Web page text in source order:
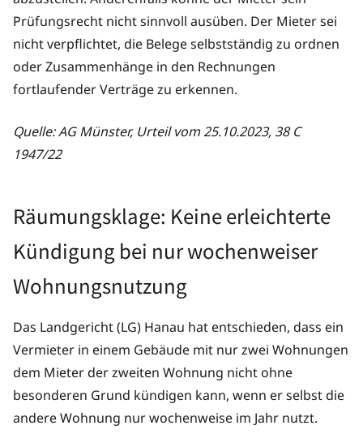
Prüfungsrecht nicht sinnvoll ausüben. Der Mieter sei
nicht verpflichtet, die Belege selbstständig zu ordnen
oder Zusammenhänge in den Rechnungen
fortlaufender Verträge zu erkennen.
Quelle: AG Münster, Urteil vom 25.10.2023, 38 C
1947/22
Räumungsklage: Keine erleichterte
Kündigung bei nur wochenweiser
Wohnungsnutzung
Das Landgericht (LG) Hanau hat entschieden, dass ein
Vermieter in einem Gebäude mit nur zwei Wohnungen
dem Mieter der zweiten Wohnung nicht ohne
besonderen Grund kündigen kann, wenn er selbst die
andere Wohnung nur wochenweise im Jahr nutzt.